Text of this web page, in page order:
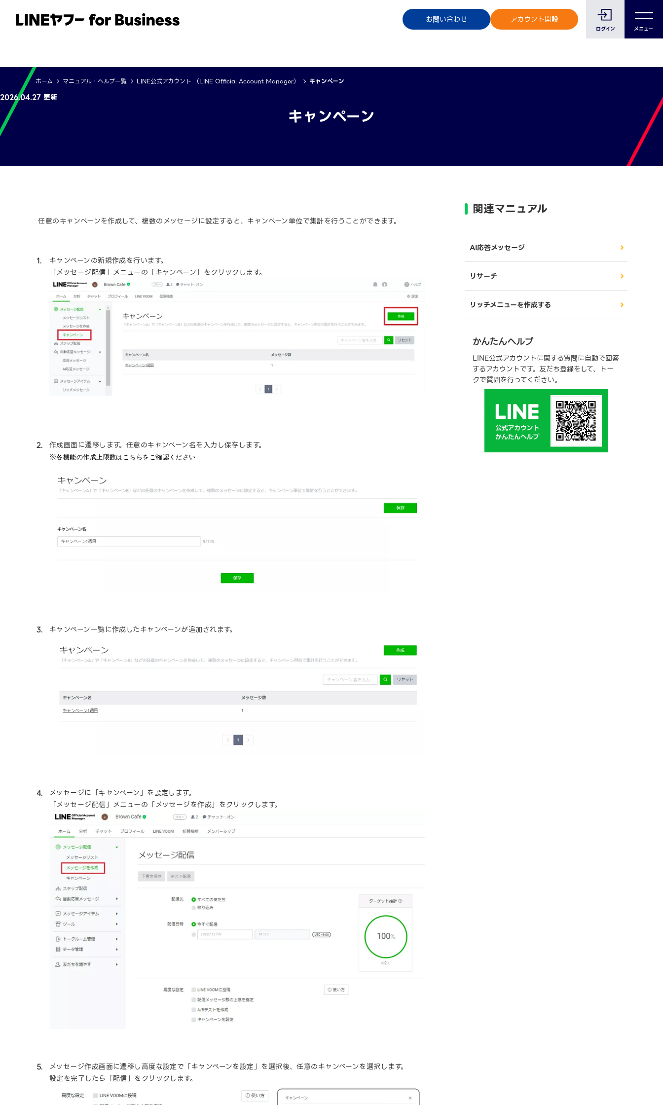
お問い合わせ アカウント開設
ログイン メニュー
サービス 事例 イベント・セミナー ご利用中のお客様へ
ホーム マニュアル・ヘルプ一覧 LINE公式アカウント （LINE Official Account Manager） キャンペーン
キャンペーン
2026.04.27 更新
任意のキャンペーンを作成して、複数のメッセージに設定すると、キャンペーン単位で集計を行うことができます。
キャンペーンの新規作成を行います。
「メッセージ配信」メニューの「キャンペーン」をクリックします。
作成画面に遷移します。任意のキャンペーン名を入力し保存します。
※各機能の作成上限数は こちら をご確認ください
キャンペーン一覧に作成したキャンペーンが追加されます。
メッセージに「キャンペーン」を設定します。
「メッセージ配信」メニューの「メッセージを作成」をクリックします。
メッセージ作成画面に遷移し高度な設定で「キャンペーンを設定」を選択後、任意のキャンペーンを選択します。
設定を完了したら「配信」をクリックします。
関連マニュアル
AI応答メッセージ
リサーチ
リッチメニューを作成する
かんたんヘルプ
LINE公式アカウントに関する質問に自動で回答
するアカウントです。友だち登録をして、トー
クで質問を行ってください。